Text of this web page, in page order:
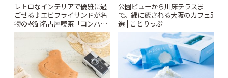
レトロなインテリアで優雅に過
ごせる♪エビフライサンドが名
物の老舗名古屋喫茶「コンパル
御器所店」 | ことりっぷ
公園ビューから川床テラスま
で。緑に癒される大阪のカフェ5
選 | ことりっぷ